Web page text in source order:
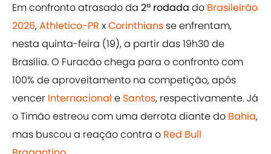
Em confronto atrasado da 2ª rodada do Brasileirão
2026,Athletico-PR xCorinthians se enfrentam,
nesta quinta-feira (19), a partir das 19h30 de
Brasília. O Furacão chega para o confronto com
100% de aproveitamento na competição, após
vencer Internacional e Santos, respectivamente. Já
o Timão estreou com uma derrota diante do Bahia,
mas buscou a reação contra o Red Bull